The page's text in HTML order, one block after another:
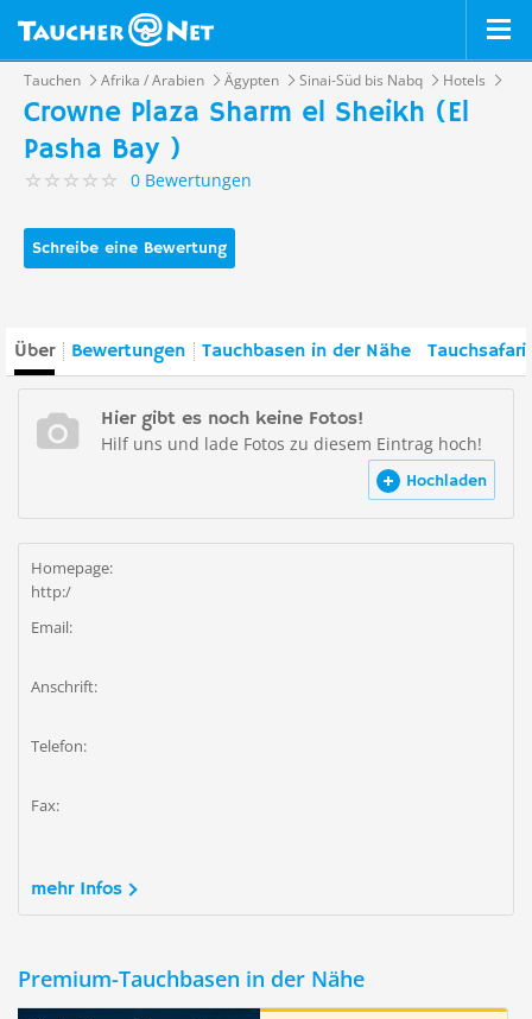
Tauchen Afrika / Arabien Ägypten Sinai-Süd bis Nabq Hotels
Crowne Plaza Sharm el Sheikh (El
Pasha Bay )
0 Bewertungen
Schreibe eine Bewertung
Über Bewertungen Tauchbasen in der Nähe
Hier gibt es noch keine Fotos!
Hilf uns und lade Fotos zu diesem Eintrag hoch!
Hochladen
Homepage:
http:/
Email:
Anschrift:
Telefon:
Fax:
mehr Infos
Premium-Tauchbasen in der Nähe